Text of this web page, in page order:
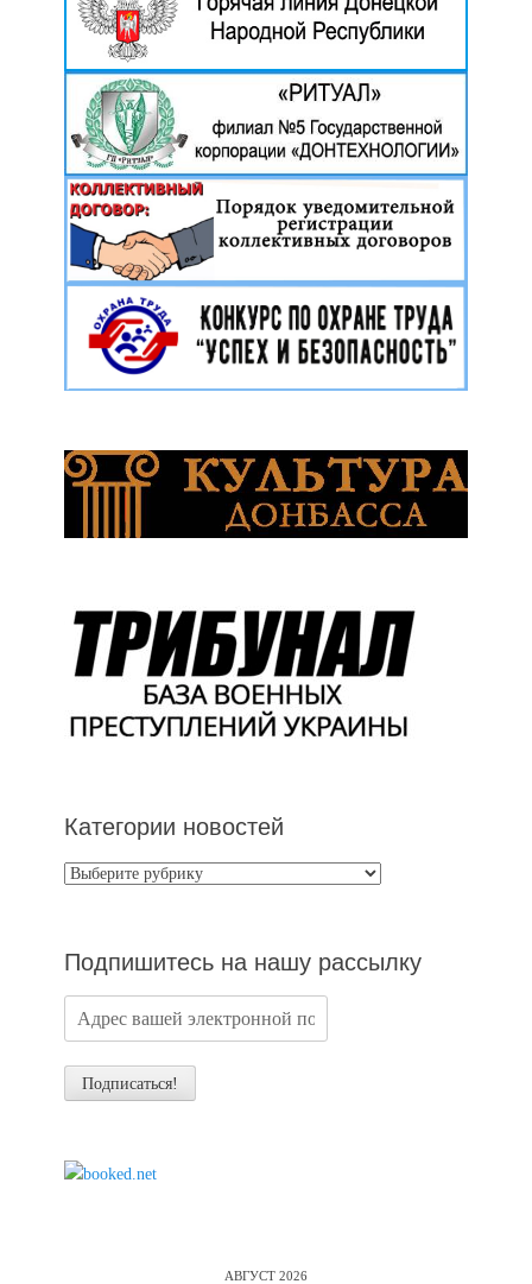
Категории новостей
Категории
Подпишитесь на нашу рассылку
АВГУСТ 2026